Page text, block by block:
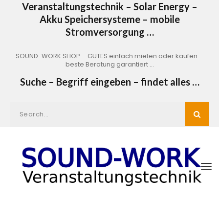
Veranstaltungstechnik – Solar Energy –
Akku Speichersysteme – mobile
Stromversorgung …
SOUND-WORK SHOP – GUTES einfach mieten oder kaufen –
beste Beratung garantiert …
Suche – Begriff eingeben – findet alles …